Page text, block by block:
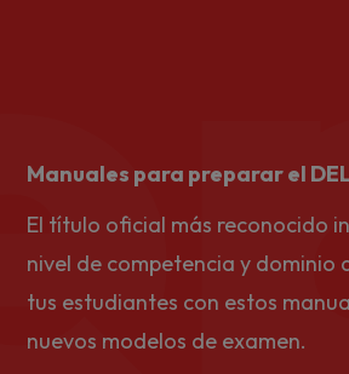
Manuales para preparar el
El título oficial más reconocido
nivel de competencia y dominio
tus estudiantes con estos
nuevos modelos de examen.